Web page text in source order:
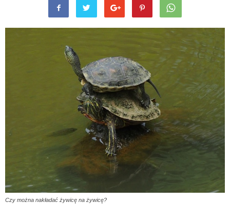
Czy można nakładać żywicę na żywicę?